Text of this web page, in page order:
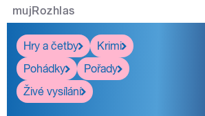
mujRozhlas
Hry a četby
Krimi
Pohádky
Pořady
Živé vysílání